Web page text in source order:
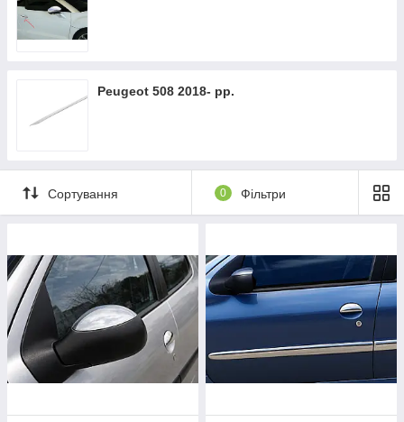
Peugeot 508 2018- рр.
Сортування 0 Фільтри